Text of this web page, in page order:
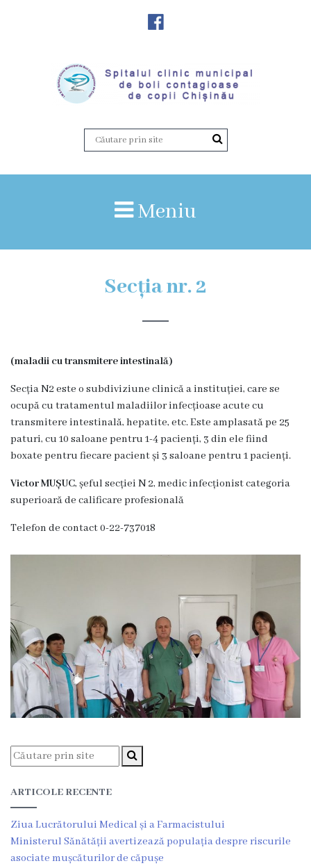
instituției
Vicedirector
vacante
Calitate
Istorii
de
succes
Unitatea
primiri
urgente
Secția
nr.
1
Secția
nr.
2
Meniu
Secția nr. 2
(maladii cu transmitere intestinală)
Secția N2 este o subdiviziune clinică a instituției, care se
ocupă cu tratamentul maladiilor infecțioase acute cu
transmitere intestinală, hepatite, etc. Este amplasată pe 25
paturi, cu 10 saloane pentru 1-4 pacienți, 3 din ele fiind
boxate pentru fiecare pacient și 3 saloane pentru 1 pacienți.
Victor MUȘUC, șeful secției N 2, medic infecționist categoria
superioară de calificare profesională
Telefon de contact 0-22-737018
ARTICOLE RECENTE
Ziua Lucrătorului Medical și a Farmacistului
Ministerul Sănătății avertizează populația despre riscurile
asociate mușcăturilor de căpușe